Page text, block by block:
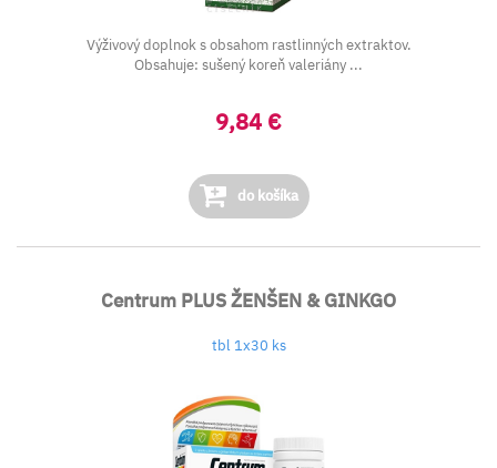
Výživový doplnok s obsahom rastlinných extraktov.
Obsahuje: sušený koreň valeriány ...
9,84 €
do košíka
Centrum PLUS ŽENŠEN & GINKGO
tbl 1x30 ks